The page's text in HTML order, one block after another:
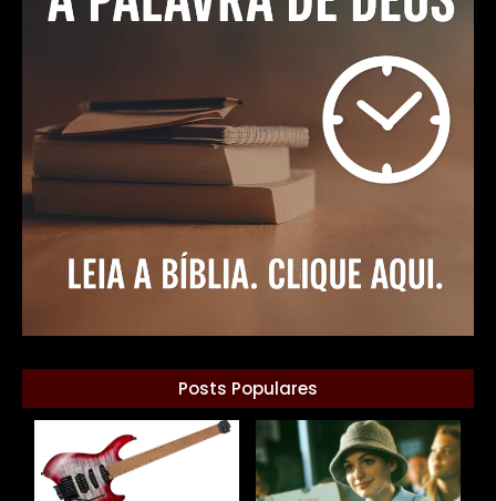
Posts Populares